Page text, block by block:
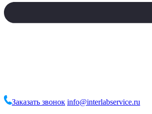
Заказать звонок info@interlabservice.ru